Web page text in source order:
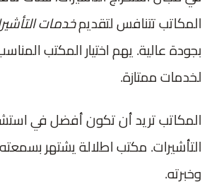
المكاتب تتنافس لتقديمخدمات
بجودة عالية. يهم اختيار المكتب
لخدمات ممتازة.
المكاتب تريد أن تكون أفضل في
التأشيرات. مكتب اطلالة يشتهر
وخبرته.